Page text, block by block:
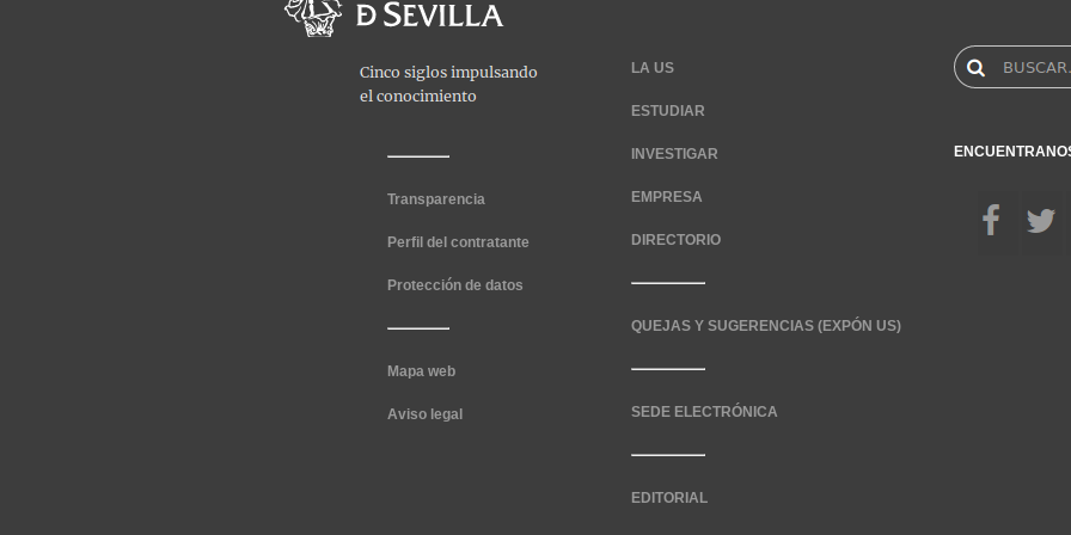
Transparencia
Perfil del contratante
Protección de datos
Mapa web
Aviso legal
LA US
ESTUDIAR
INVESTIGAR
EMPRESA
DIRECTORIO
QUEJAS Y SUGERENCIAS (EXPÓN US)
SEDE ELECTRÓNICA
EDITORIAL